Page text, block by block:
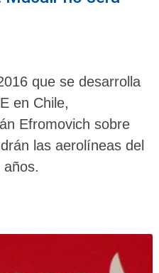
que se desarrolla
en Chile,
Efromovich sobre
las aerolíneas del